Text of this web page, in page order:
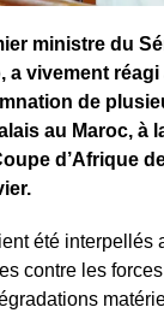
ministre du
a vivement réagi
de
au Maroc, à
d’Afrique
été interpellés
contre les